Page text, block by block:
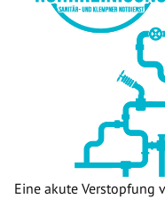
Eine akute Verstopfung